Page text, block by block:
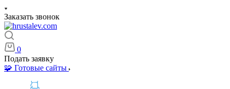
Заказать звонок
0
Подать заявку
🧩 Готовые сайты